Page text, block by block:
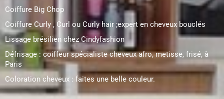
Coiffure Big Chop
Coiffure Curly , Curl ou Curly hair ;expert en cheveux bouclés
Lissage brésilien chez Cindyfashion
Défrisage : coiffeur spécialiste cheveux afro, metisse, frisé, à
Paris
Coloration cheveux : faites une belle couleur.